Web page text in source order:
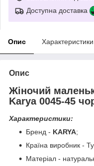
Доступна доставка
Опис Характеристики
Опис
Жіночий
Karya 0045-45
Характеристики:
Бренд - KARYA;
Країна виробник -
Матеріал -